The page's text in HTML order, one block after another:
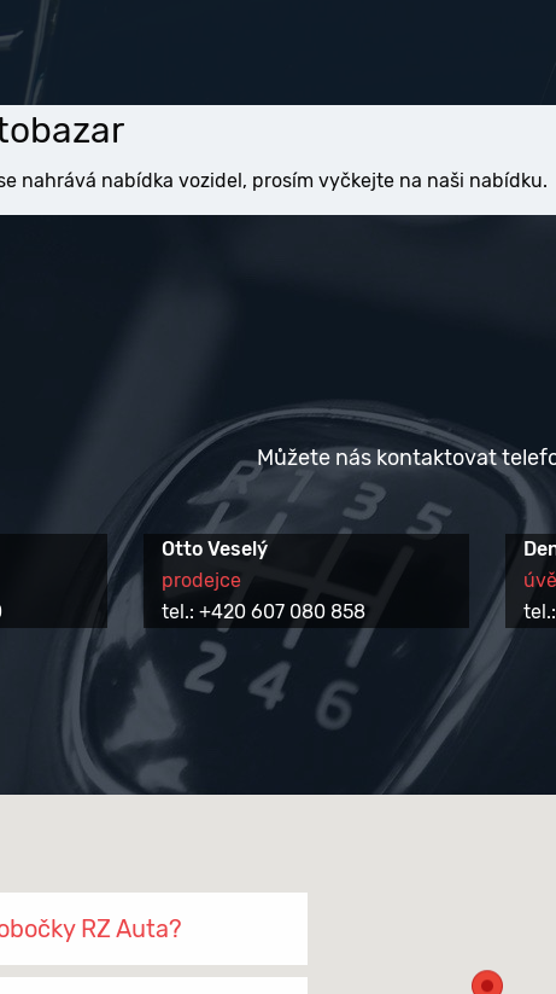
nahrává nabídka vozidel, prosím vyčkejte na naši nabídku.
Můžete nás kontaktovat
Otto Veselý
prodejce
tel.: +420 607 080 858
RZ Auta?